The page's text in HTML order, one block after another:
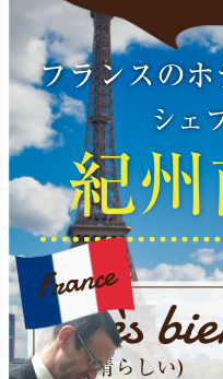
フランスの
シェ
紀
France
Très
(素晴らしい)